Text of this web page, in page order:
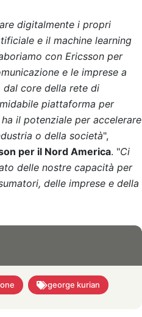
digitalmente i propri
e il machine learning
con Ericsson per
e le imprese a
core della rete di
piattaforma per
il potenziale per accelerare
o della società",
per il Nord America. "Ci
delle nostre capacità per
delle imprese e della
george kurian